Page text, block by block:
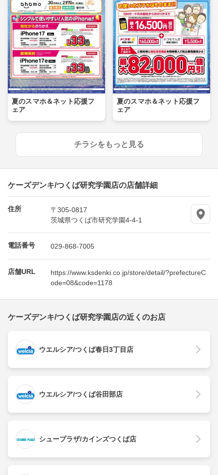
夏のスマホ＆ネット応援フ
ェア
夏のスマホ＆ネット応援フ
ェア
チラシをもっと見る
ケーズデンキ/つくば研究学園店の店舗詳細
住所
〒305-0817
茨城県つくば市研究学園4-4-1
電話番号 029-868-7005
店舗URL
https://www.ksdenki.co.jp/store/detail/?prefectureC
ode=08&code=1178
ケーズデンキ/つくば研究学園店の近くのお店
ウエルシア/つくば春日3丁目店
ウエルシア/つくば谷田部店
シュープラザ/カインズつくば店